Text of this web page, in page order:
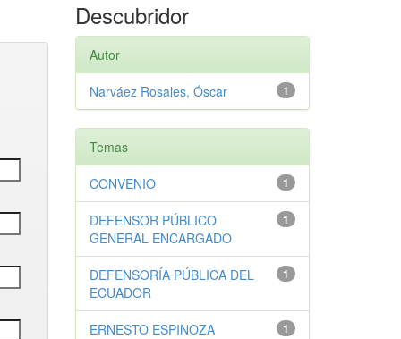
Descubridor
Autor
1
Narváez Rosales, Óscar
Temas
1
CONVENIO
1
DEFENSOR PÚBLICO
GENERAL ENCARGADO
1
DEFENSORÍA PÚBLICA DEL
ECUADOR
1
ERNESTO ESPINOZA